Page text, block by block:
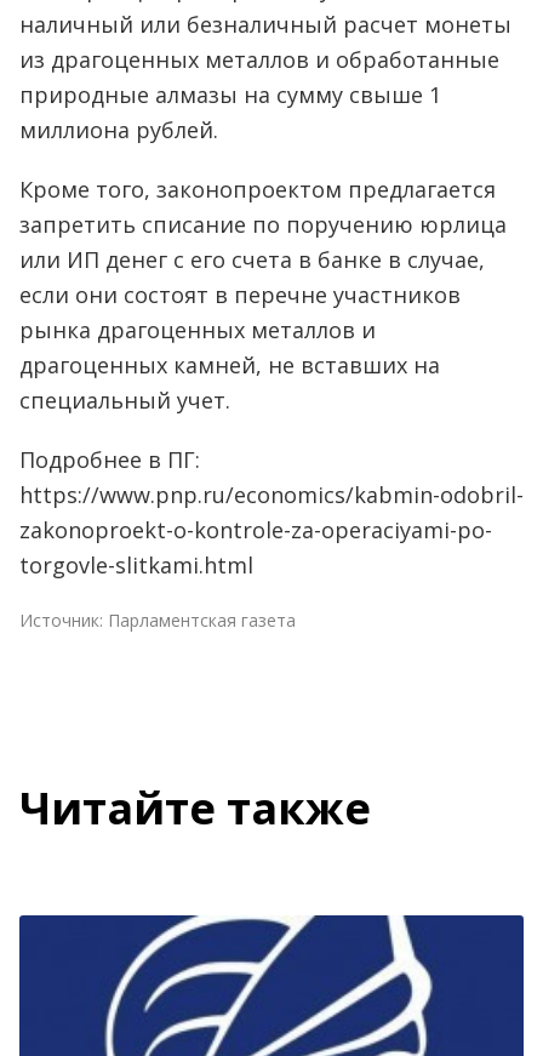
наличный или безналичный расчет монеты
из драгоценных металлов и обработанные
природные алмазы на сумму свыше 1
миллиона рублей.
Кроме того, законопроектом предлагается
запретить списание по поручению юрлица
или ИП денег с его счета в банке в случае,
если они состоят в перечне участников
рынка драгоценных металлов и
драгоценных камней, не вставших на
специальный учет.
Подробнее в ПГ:
https://www.pnp.ru/economics/kabmin-odobril-
zakonoproekt-o-kontrole-za-operaciyami-po-
torgovle-slitkami.html
Источник: Парламентская газета
Читайте также